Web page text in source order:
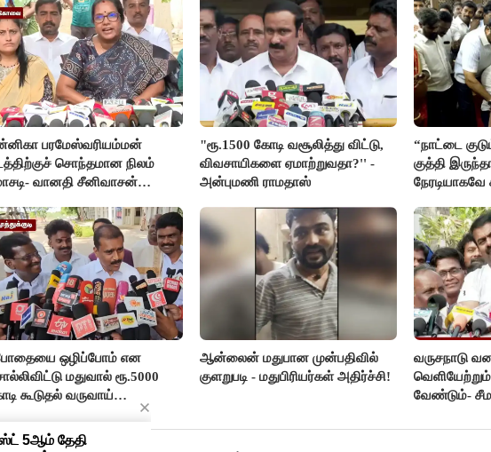
பரமேஸ்வரியம்மன்
சொந்தமான நிலம்
வானதி சீனிவாசன்
"ரூ.1500 கோடி வசூலித்து விட்டு,
விவசாயிகளை ஏமாற்றுவதா?'' -
அன்புமணி ராமதாஸ்
“நாட்டை
குத்தி
ஒழிப்போம் என
மதுவால் ரூ.5000
கூடுதல் வருவாய்
ஆன்லைன் மதுபான முன்பதிவில்
குளறுபடி - மதுபிரியர்கள் அதிர்ச்சி!
வருசநாடு
வேண்டும்-